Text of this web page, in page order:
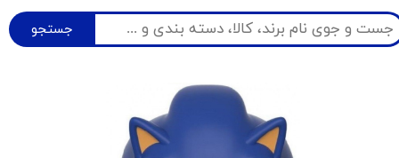
جستجو